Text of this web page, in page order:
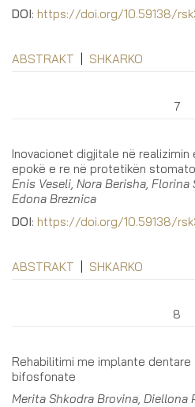
DOI: https://doi.org/10.59138/
ABSTRAKT SHKARKO
7
Inovacionet digjitale në
epokë e re në protetikën
Enis Veseli, Nora Berisha, Florina
Edona Breznica
DOI: https://doi.org/10.59138/
ABSTRAKT SHKARKO
8
Rehabilitimi me implante
bifosfonate
Merita Shkodra Brovina, Diellona